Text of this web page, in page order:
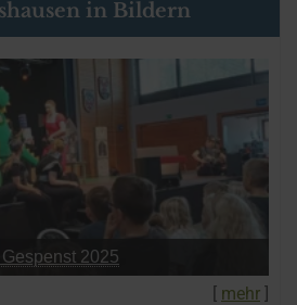
in Bildern
2025
[ mehr ]